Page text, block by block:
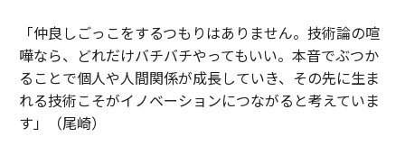
「仲良しごっこをするつもりはありません。技術論の喧
嘩なら、どれだけバチバチやってもいい。本音でぶつか
ることで個人や人間関係が成長していき、その先に生ま
れる技術こそがイノベーションにつながると考えていま
す」（尾崎）